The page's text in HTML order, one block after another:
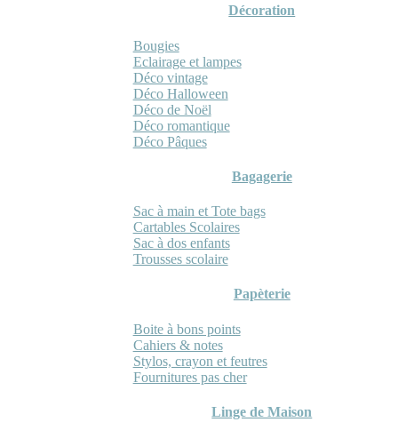
Décoration
Bougies
Eclairage et lampes
Déco vintage
Déco Halloween
Déco de Noël
Déco romantique
Déco Pâques
Bagagerie
Sac à main et Tote bags
Cartables Scolaires
Sac à dos enfants
Trousses scolaire
Papèterie
Boite à bons points
Cahiers & notes
Stylos, crayon et feutres
Fournitures pas cher
Linge de Maison